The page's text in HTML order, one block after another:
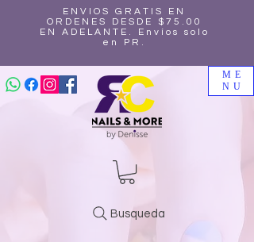
ENVIOS GRATIS EN
ORDENES DESDE $75.00
EN ADELANTE. Envíos solo
en PR.
ME
NU
Busqueda